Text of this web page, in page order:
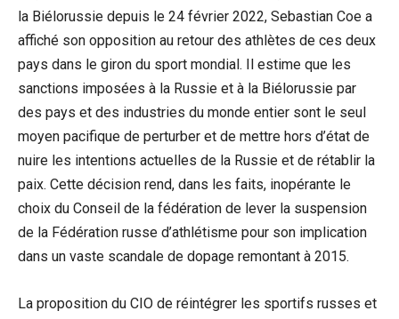
la Biélorussie depuis le 24 février 2022, Sebastian Coe a
affiché son opposition au retour des athlètes de ces deux
pays dans le giron du sport mondial. Il estime que les
sanctions imposées à la Russie et à la Biélorussie par
des pays et des industries du monde entier sont le seul
moyen pacifique de perturber et de mettre hors d’état de
nuire les intentions actuelles de la Russie et de rétablir la
paix. Cette décision rend, dans les faits, inopérante le
choix du Conseil de la fédération de lever la suspension
de la Fédération russe d’athlétisme pour son implication
dans un vaste scandale de dopage remontant à 2015.
La proposition du CIO de réintégrer les sportifs russes et